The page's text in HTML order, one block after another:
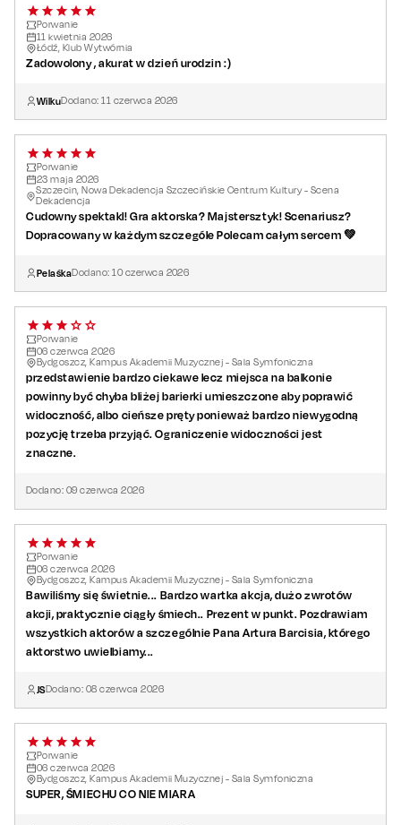
Porwanie
11 kwietnia 2026
Łódź, Klub Wytwórnia
Zadowolony , akurat w dzień urodzin :)
WilkuDodano:11 czerwca 2026
Porwanie
23 maja 2026
Szczecin, Nowa Dekadencja Szczecińskie Centrum Kultury - Scena
Dekadencja
Cudowny spektakl! Gra aktorska? Majstersztyk! Scenariusz?
Dopracowany w każdym szczególe Polecam całym sercem 💚
PelaśkaDodano:10 czerwca 2026
Porwanie
06 czerwca 2026
Bydgoszcz, Kampus Akademii Muzycznej - Sala Symfoniczna
przedstawienie bardzo ciekawe lecz miejsca na balkonie
powinny być chyba bliżej barierki umieszczone aby poprawić
widoczność, albo cieńsze pręty ponieważ bardzo niewygodną
pozycję trzeba przyjąć. Ograniczenie widoczności jest
znaczne.
Dodano: 09 czerwca 2026
Porwanie
06 czerwca 2026
Bydgoszcz, Kampus Akademii Muzycznej - Sala Symfoniczna
Bawiliśmy się świetnie... Bardzo wartka akcja, dużo zwrotów
akcji, praktycznie ciągły śmiech.. Prezent w punkt. Pozdrawiam
wszystkich aktorów a szczególnie Pana Artura Barcisia, którego
aktorstwo uwielbiamy...
JSDodano: 08 czerwca 2026
Porwanie
06 czerwca 2026
Bydgoszcz, Kampus Akademii Muzycznej - Sala Symfoniczna
SUPER, ŚMIECHU CO NIE MIARA